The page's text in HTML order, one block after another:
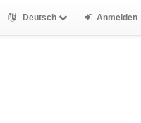
Deutsch Anmelden